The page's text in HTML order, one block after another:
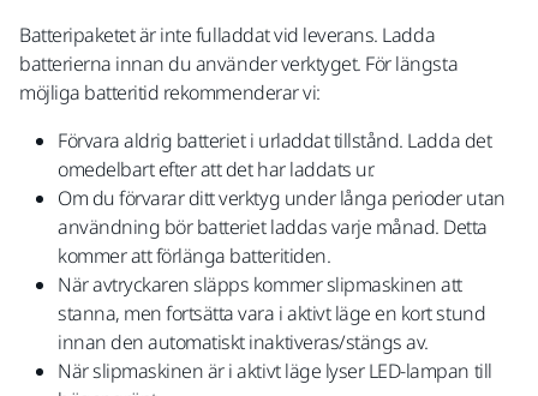
Batteripaketet är inte fulladdat vid leverans. Ladda
batterierna innan du använder verktyget. För längsta
möjliga batteritid rekommenderar vi:
Förvara aldrig batteriet i urladdat tillstånd. Ladda det
omedelbart efter att det har laddats ur.
Om du förvarar ditt verktyg under långa perioder utan
användning bör batteriet laddas varje månad. Detta
kommer att förlänga batteritiden.
När avtryckaren släpps kommer slipmaskinen att
stanna, men fortsätta vara i aktivt läge en kort stund
innan den automatiskt inaktiveras/stängs av.
När slipmaskinen är i aktivt läge lyser LED-lampan till